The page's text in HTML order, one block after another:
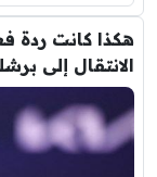
هكذا كانت ردة
الانتقال إلى